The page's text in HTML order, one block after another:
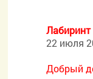
Лабиринт
22 июля
Добрый